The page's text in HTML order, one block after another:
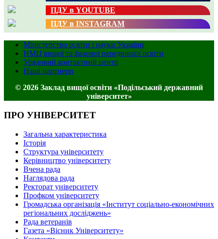
ПДУ в YOUTUBE
ПДУ в INSTAGRAM
Міністерство освіти і науки України
НМЦ вищої та фахової передвищої освіти
Урядовий контактний центр
Наші партнери
© 2026 Заклад вищої освіти «Подільський державний
університет»
ПРО УНІВЕРСИТЕТ
Загальна характеристика
Історія
Структура університету
Керівництво університету
Вчена рада
Наглядова рада
Ректорат університету
Профком університету
Громадська організація «Інститут соціально-економічних
регіональних досліджень»
Рада ветеранів
Газета «Вісник Університету»